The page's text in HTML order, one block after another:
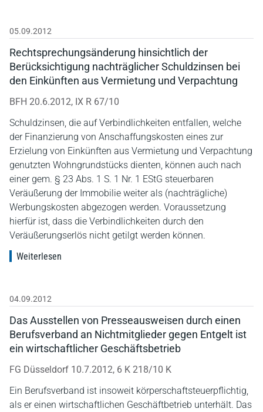
05.09.2012
Rechtsprechungsänderung hinsichtlich der
Berücksichtigung nachträglicher Schuldzinsen bei
den Einkünften aus Vermietung und Verpachtung
BFH 20.6.2012, IX R 67/10
Schuldzinsen, die auf Verbindlichkeiten entfallen, welche
der Finanzierung von Anschaffungskosten eines zur
Erzielung von Einkünften aus Vermietung und Verpachtung
genutzten Wohngrundstücks dienten, können auch nach
einer gem. § 23 Abs. 1 S. 1 Nr. 1 EStG steuerbaren
Veräußerung der Immobilie weiter als (nachträgliche)
Werbungskosten abgezogen werden. Voraussetzung
hierfür ist, dass die Verbindlichkeiten durch den
Veräußerungserlös nicht getilgt werden können.
Weiterlesen
04.09.2012
Das Ausstellen von Presseausweisen durch einen
Berufsverband an Nichtmitglieder gegen Entgelt ist
ein wirtschaftlicher Geschäftsbetrieb
FG Düsseldorf 10.7.2012, 6 K 218/10 K
Ein Berufsverband ist insoweit körperschaftsteuerpflichtig,
als er einen wirtschaftlichen Geschäftbetrieb unterhält. Das